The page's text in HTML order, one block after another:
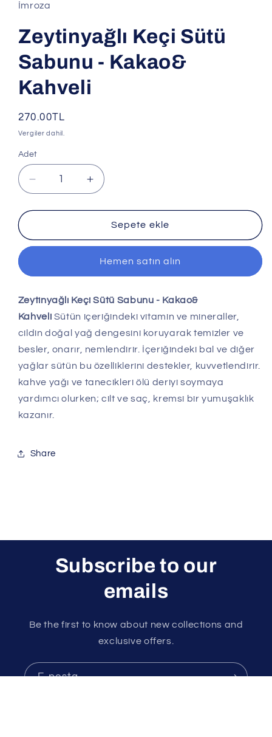
İmroza
Zeytinyağlı Keçi Sütü
Sabunu - Kakao&
Kahveli
Normal
fiyat
270.00TL
Vergiler dahil.
Adet
Adet
Zeytinyağlı
Keçi
Sütü
-
için
azaltın
Zeytinyağlı
Keçi
Sütü
Sabunu
-
Kahveli
için
artırın
Sepete ekle
Hemen satın alın
Zeytinyağlı Keçi Sütü Sabunu - Kakao&
Kahveli Sütün içeriğindeki vitamin ve mineraller,
cildin doğal yağ dengesini koruyarak temizler ve
besler, onarır, nemlendirir. İçeriğindeki bal ve diğer
yağlar sütün bu özelliklerini destekler, kuvvetlendirir.
kahve yağı ve tanecikleri ölü deriyi soymaya
yardımcı olurken; cilt ve saç, kremsi bir yumuşaklık
kazanır.
Share
Subscribe to our
emails
Be the first to know about new collections and
exclusive offers.
E-posta